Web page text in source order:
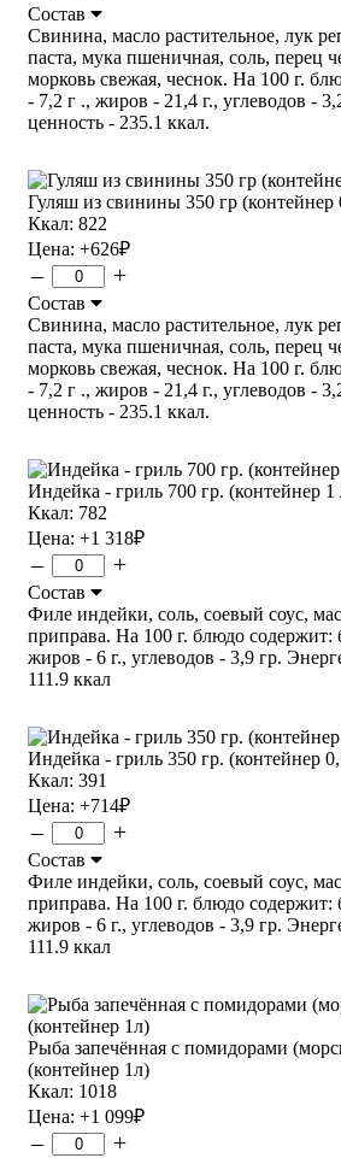
Состав
Свинина, масло растительное, лук
паста, мука пшеничная, соль, перец
морковь свежая, чеснок. На 100 г.
- 7,2 г ., жиров - 21,4 г., углеводов -
ценность - 235.1 ккал.
Гуляш из свинины 350 гр (контейнер
Ккал: 822
Цена: +626₽
– +
Состав
Свинина, масло растительное, лук
паста, мука пшеничная, соль, перец
морковь свежая, чеснок. На 100 г.
- 7,2 г ., жиров - 21,4 г., углеводов -
ценность - 235.1 ккал.
Индейка - гриль 700 гр. (контейнер 1
Ккал: 782
Цена: +1 318₽
– +
Состав
Филе индейки, соль, соевый соус,
приправа. На 100 г. блюдо содержит:
жиров - 6 г., углеводов - 3,9 гр.
111.9 ккал
Индейка - гриль 350 гр. (контейнер
Ккал: 391
Цена: +714₽
– +
Состав
Филе индейки, соль, соевый соус,
приправа. На 100 г. блюдо содержит:
жиров - 6 г., углеводов - 3,9 гр.
111.9 ккал
Рыба запечённая с помидорами
(контейнер 1л)
Ккал: 1018
Цена: +1 099₽
– +